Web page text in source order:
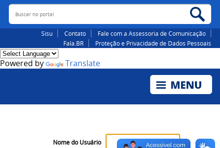
Buscar no portal
Sisu Contato
Fale com a Assessoria de Comunicação
Fala.BR
Proteção e Privacidade de Dados Pessoais
Powered by Translate
Nome do Usuário